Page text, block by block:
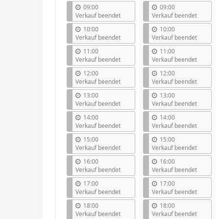
09:00
Verkauf beendet
10:00
Verkauf beendet
11:00
Verkauf beendet
12:00
Verkauf beendet
13:00
Verkauf beendet
14:00
Verkauf beendet
15:00
Verkauf beendet
16:00
Verkauf beendet
17:00
Verkauf beendet
18:00
Verkauf beendet
09:00
Verkauf beendet
10:00
Verkauf beendet
11:00
Verkauf beendet
12:00
Verkauf beendet
13:00
Verkauf beendet
14:00
Verkauf beendet
15:00
Verkauf beendet
16:00
Verkauf beendet
17:00
Verkauf beendet
18:00
Verkauf beendet